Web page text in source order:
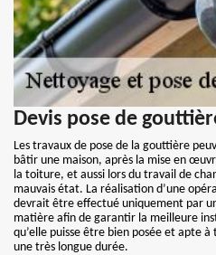
Devis pose de
Les travaux de pose de la gouttière
bâtir une maison, après la mise en
la toiture, et aussi lors du travail de
mauvais état. La réalisation d’une
devrait être effectué uniquement par
matière afin de garantir la meilleure
qu’elle puisse être bien posée et apte
une très longue durée.